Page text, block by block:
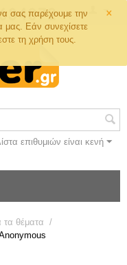
×
σας παρέχουμε την
μας. Εάν συνεχίσετε
τη χρήση τους.
επιθυμιών είναι κενή
θέματα /